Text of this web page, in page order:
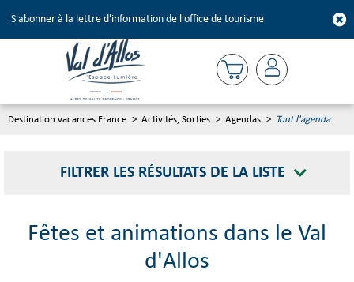
S'abonner à la lettre d'information de l'office de tourisme
Destination vacances France > Activités, Sorties > Agendas > Tout l'agenda
FILTRER LES RÉSULTATS DE LA LISTE
Fêtes et animations dans le Val
d'Allos